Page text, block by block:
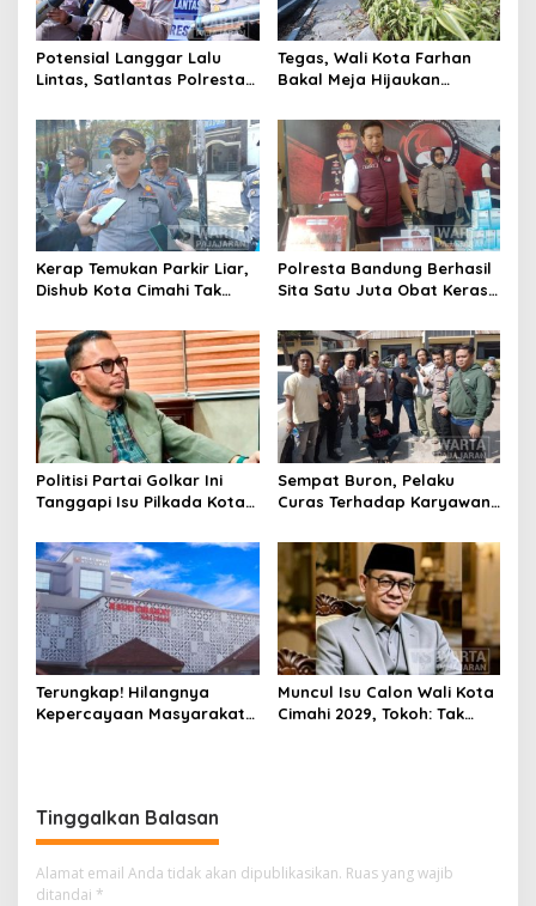
Potensial Langgar Lalu
Lintas, Satlantas Polresta
Motor Berknalpot Brong
Tegas, Wali Kota Farhan
Bakal Meja Hijaukan
Riau
Kerap Temukan Parkir Liar,
Dishub Kota Cimahi Tak
Pembinaan
Polresta Bandung Berhasil
Sita Satu Juta Obat Keras
Kasus Narkoba
Politisi Partai Golkar Ini
Tanggapi Isu Pilkada Kota
Sempat Buron, Pelaku
Curas Terhadap Karyawan
Ditangkap Polisi
Terungkap! Hilangnya
Kepercayaan Masyarakat
Muncul Isu Calon Wali Kota
Cimahi 2029, Tokoh: Tak
Tinggalkan Balasan
Alamat email Anda tidak akan dipublikasikan. Ruas yang wajib
ditandai *